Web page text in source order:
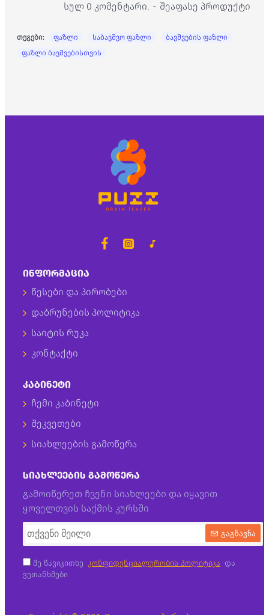
სულ 0 კომენტარი. - შეაფასე პროდუქტი
თეგები: ფაზლი საბავშვო ფაზლი
ბავშვების ფაზლი
ფაზლი ბავშვებისთვის
ᲘᲜᲤᲝᲠᲛᲐᲪᲘᲐ
წესები და პირობები
დაბრუნების პოლიტიკა
საიტის რუკა
კონტაქტი
ᲙᲐᲑᲘᲜᲔᲢᲘ
ჩემი კაბინეტი
შეკვეთები
სიახლეების გამოწერა
ᲡᲘᲐᲮᲚᲔᲔᲑᲘᲡ ᲒᲐᲛᲝᲬᲔᲠᲐ
გამოიწერეთ ჩვენი სიახლეები და იყავით
ყოველთვის საქმის კურსში
გაგზავნა
მე წავიკითხე კონფიდენციალურობის პოლიტიკა და
ვეთანხმები